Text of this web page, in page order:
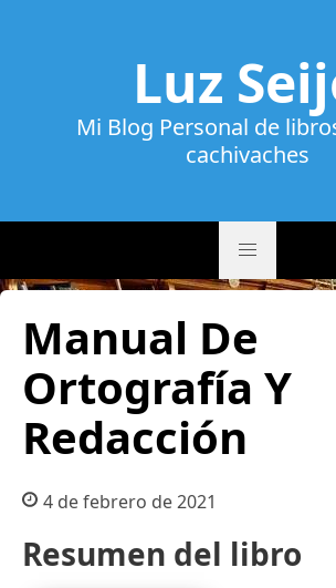
Luz
Mi Blog Personal de
cachivaches
Manual De
Ortografía Y
Redacción
4 de febrero de 2021
Resumen del libro